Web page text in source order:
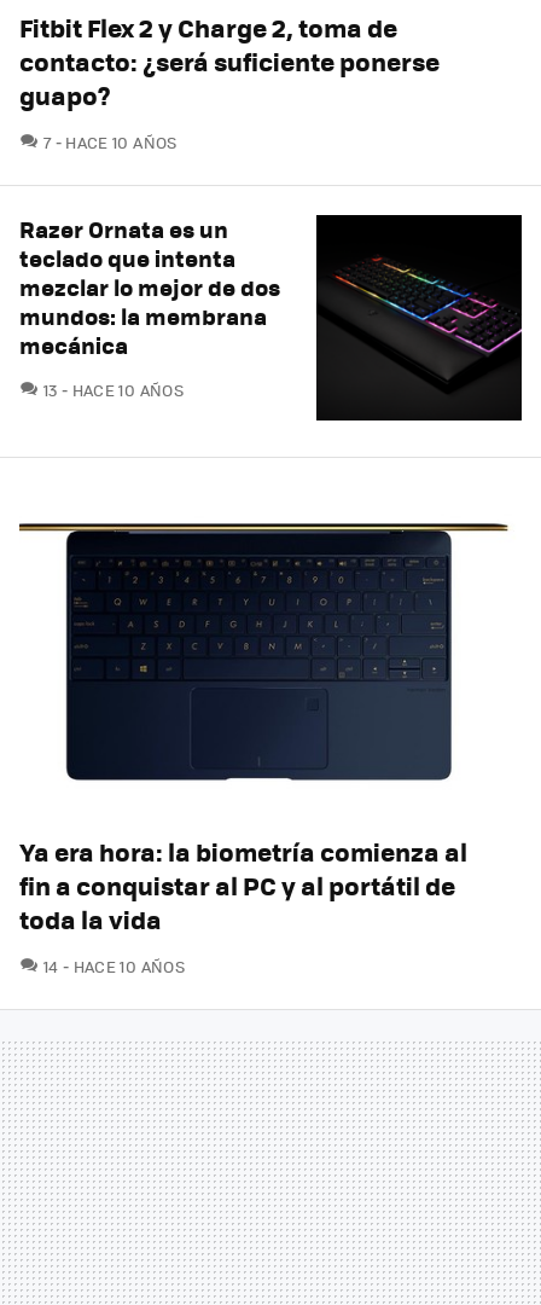
Fitbit Flex 2 y Charge 2, toma de
contacto: ¿será suficiente ponerse
guapo?
7COMENTARIOS
HACE 10 AÑOS
Razer Ornata es un
teclado que intenta
mezclar lo mejor de dos
mundos: la membrana
mecánica
13 COMENTARIOS
HACE 10 AÑOS
Ya era hora: la biometría comienza al
fin a conquistar al PC y al portátil de
toda la vida
14 COMENTARIOS
HACE 10 AÑOS